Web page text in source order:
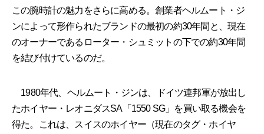
この腕時計の魅力をさらに高める。創業者ヘルムート・ジ
ンによって形作られたブランドの最初の約30年間と、現在
のオーナーであるローター・シュミットの下での約30年間
を結び付けているのだ。
1980年代、ヘルムート・ジンは、ドイツ連邦軍が放出し
たホイヤー・レオニダスSA「1550 SG」を買い取る機会を
得た。これは、スイスのホイヤー（現在のタグ・ホイヤ